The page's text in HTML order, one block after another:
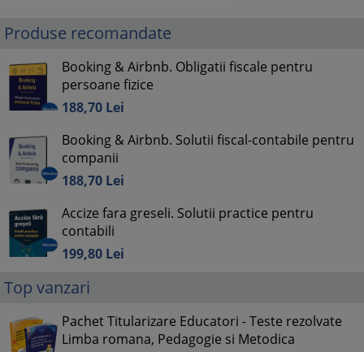
Produse recomandate
Booking & Airbnb. Obligatii fiscale pentru
persoane fizice
188,70 Lei
Booking & Airbnb. Solutii fiscal-contabile pentru
companii
188,70 Lei
Accize fara greseli. Solutii practice pentru
contabili
199,80 Lei
Top vanzari
Pachet Titularizare Educatori - Teste rezolvate
Limba romana, Pedagogie si Metodica